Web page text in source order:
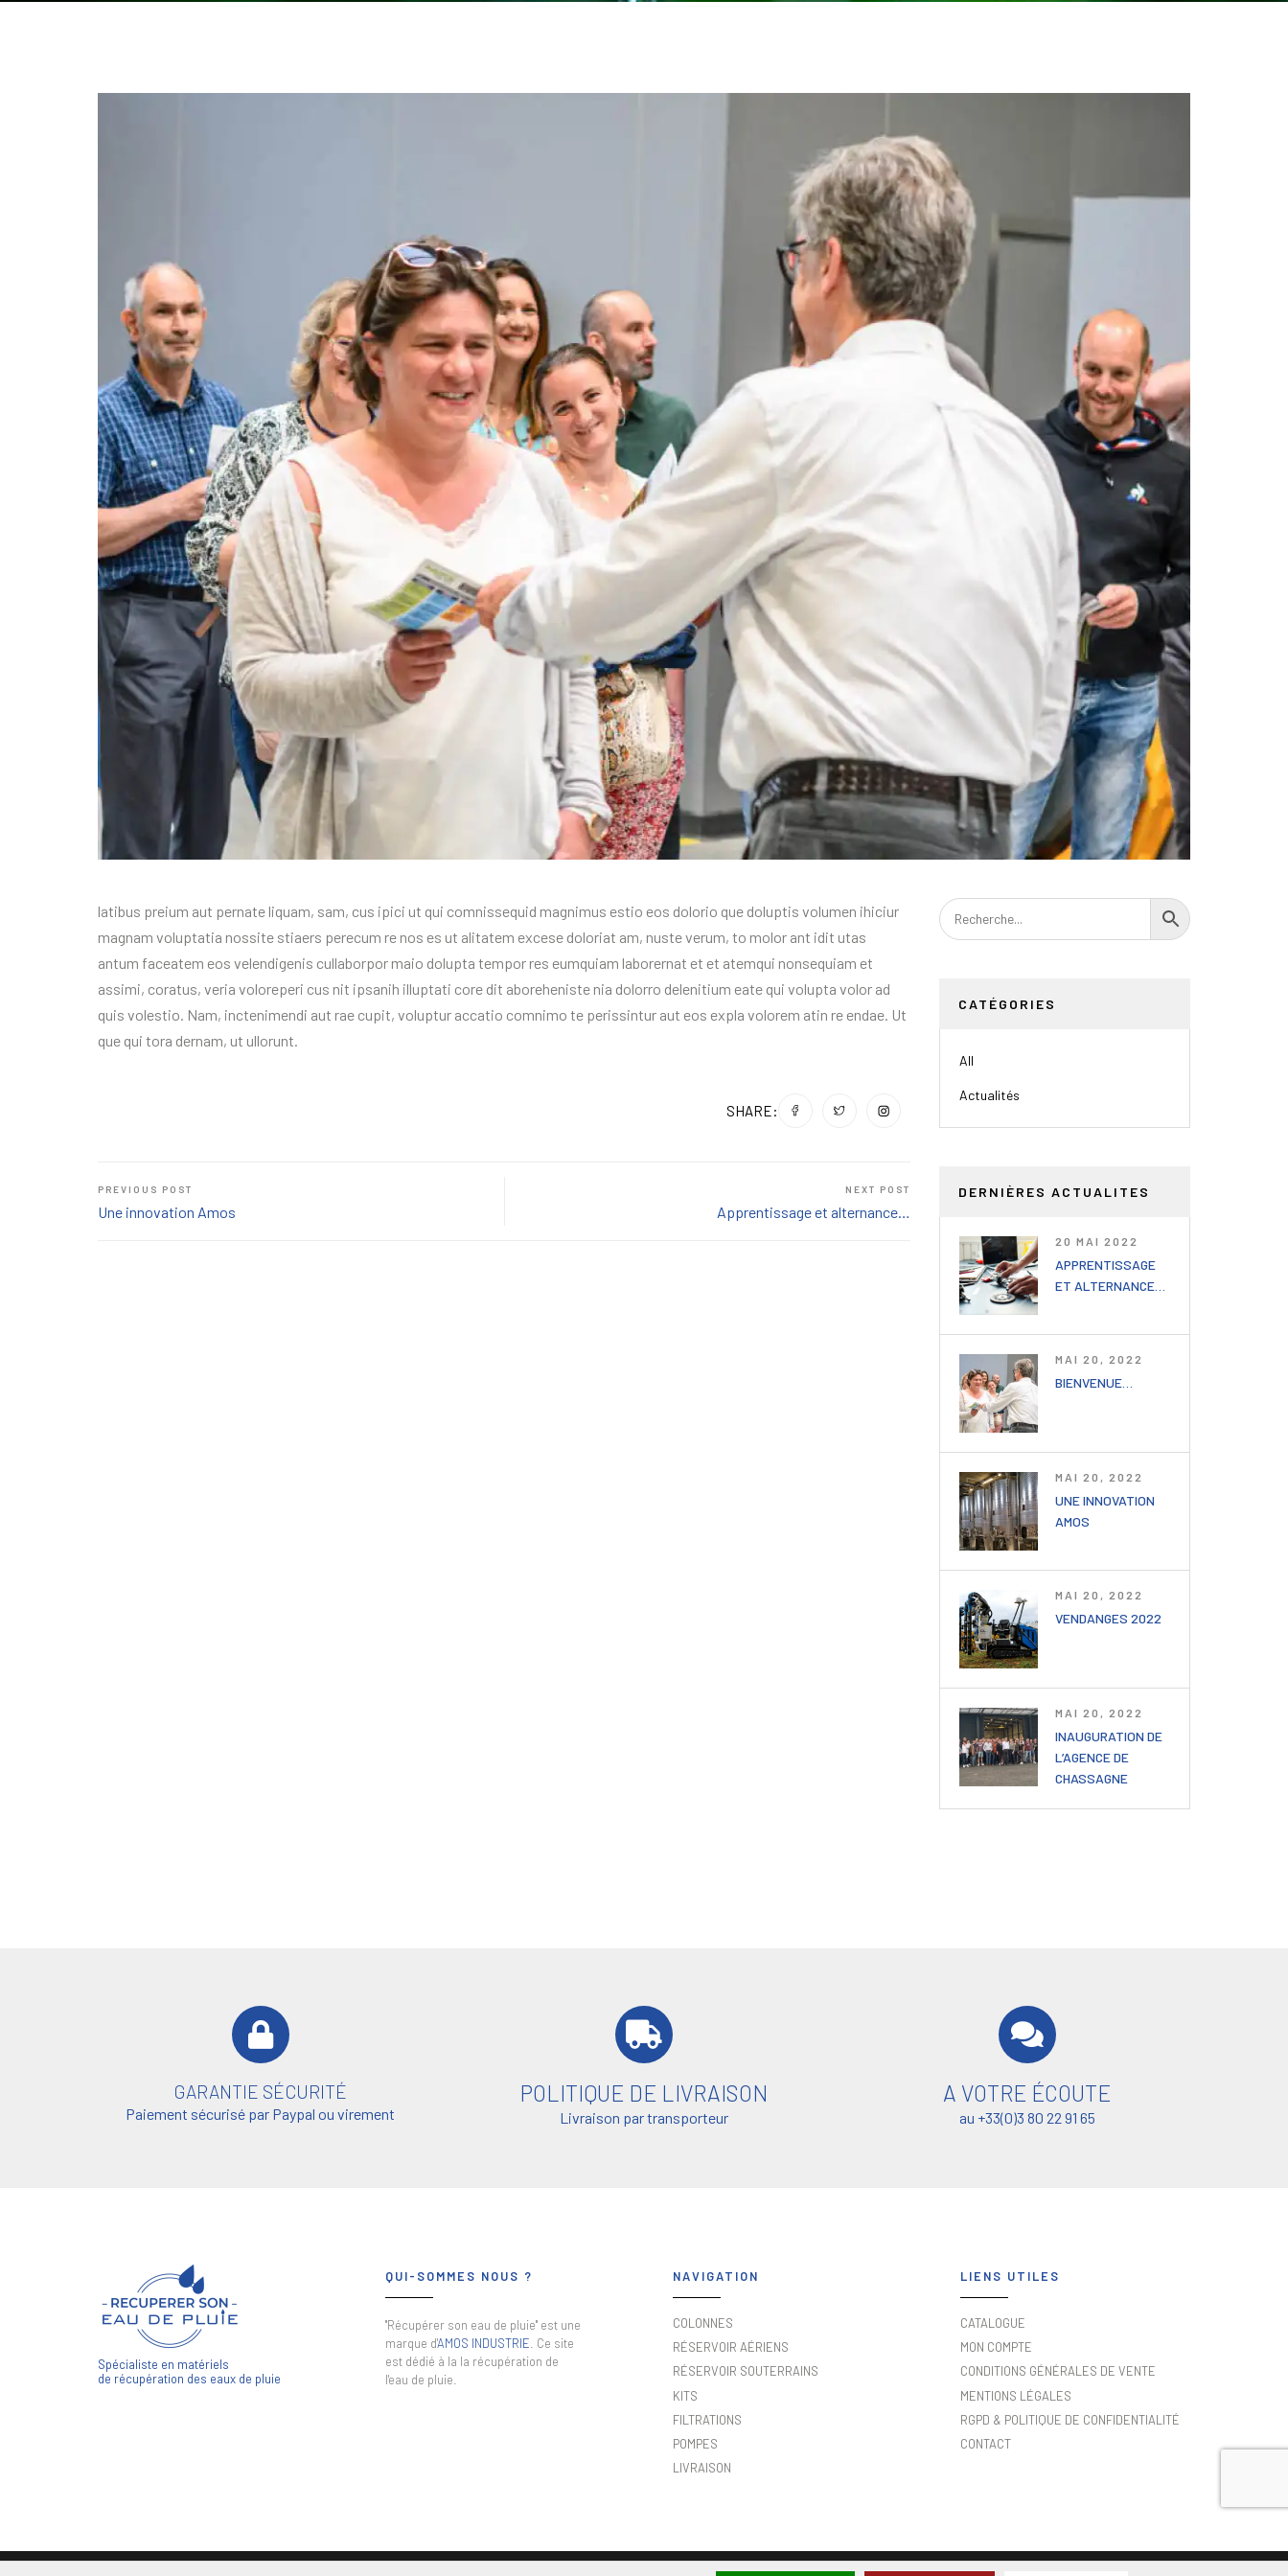
CATÉGORIES
All
Actualités
DERNIÈRES ACTUALITES
APPRENTISSAGE
ET ALTERNANCE…
20 MAI 2022
BIENVENUE…
MAI 20, 2022
UNE INNOVATION
AMOS
MAI 20, 2022
VENDANGES 2022
MAI 20, 2022
INAUGURATION DE
L’AGENCE DE
CHASSAGNE
MAI 20, 2022
latibus preium aut pernate liquam, sam, cus ipici ut qui comnissequid magnimus estio eos dolorio que doluptis volumen ihiciur
magnam voluptatia nossite stiaers perecum re nos es ut alitatem excese doloriat am, nuste verum, to molor ant idit utas
antum faceatem eos velendigenis cullaborpor maio dolupta tempor res eumquiam laborernat et et atemqui nonsequiam et
assimi, coratus, veria voloreperi cus nit ipsanih illuptati core dit aboreheniste nia dolorro delenitium eate qui volupta volor ad
quis volestio. Nam, inctenimendi aut rae cupit, voluptur accatio comnimo te perissintur aut eos expla volorem atin re endae. Ut
que qui tora dernam, ut ullorunt.
SHARE:
PREVIOUS POST
Une innovation Amos
NEXT POST
Apprentissage et alternance…
GARANTIE SÉCURITÉ
Paiement sécurisé par Paypal ou virement
POLITIQUE DE LIVRAISON
Livraison par transporteur
A VOTRE ÉCOUTE
au +33(0)3 80 22 91 65
Spécialiste en matériels
de récupération des eaux de pluie
QUI-SOMMES NOUS ?
"Récupérer son eau de pluie" est une
marque d'AMOS INDUSTRIE . Ce site
est dédié à la la récupération de
l'eau de pluie.
NAVIGATION
COLONNES
RÉSERVOIR AÉRIENS
RÉSERVOIR SOUTERRAINS
KITS
FILTRATIONS
POMPES
LIVRAISON
LIENS UTILES
CATALOGUE
MON COMPTE
CONDITIONS GÉNÉRALES DE VENTE
MENTIONS LÉGALES
RGPD & POLITIQUE DE CONFIDENTIALITÉ
CONTACT